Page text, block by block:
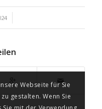
Webseite für Sie
gestalten. Wenn Sie